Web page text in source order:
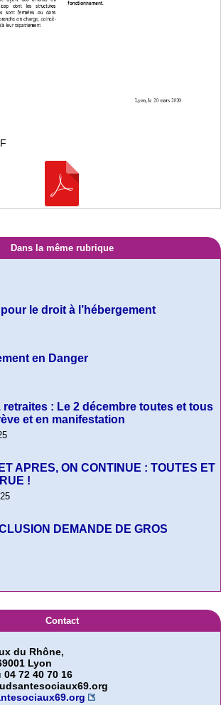
Dans la même rubrique
le droit à l’hébergement
en Danger
retraites : Le 2 décembre toutes et tous
et en manifestation
APRES, ON CONTINUE : TOUTES ET
!
DEMANDE DE GROS
Contact
du Rhône,
Lyon
04 72 40 70 16